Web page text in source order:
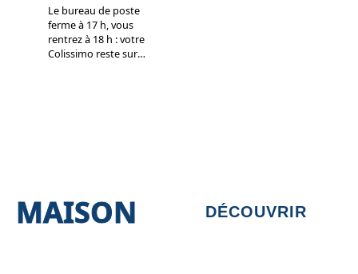
Le bureau de poste
ferme à 17 h, vous
rentrez à 18 h : votre
Colissimo reste sur…
MAISON DÉCOUVRIR